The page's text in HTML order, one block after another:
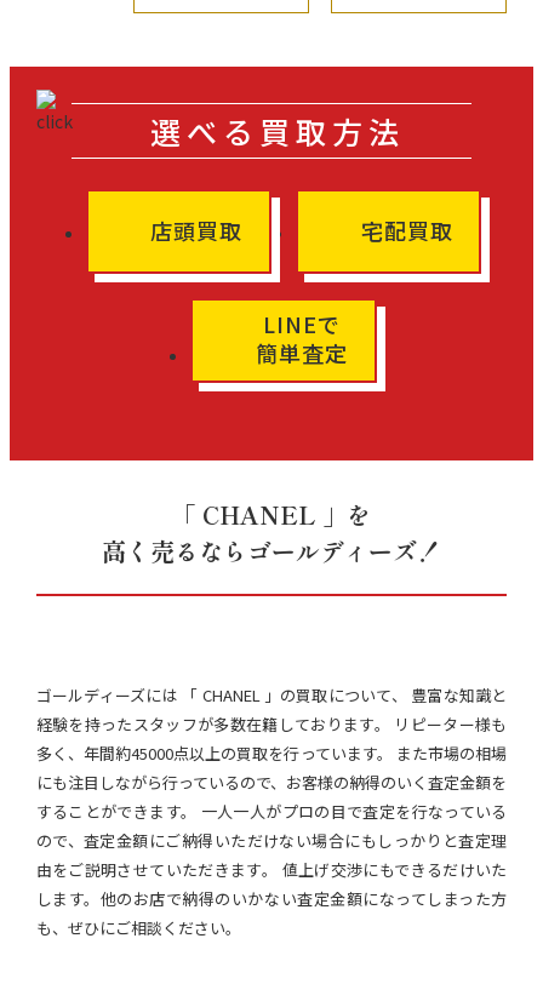
選べる買取方法
店頭買取 宅配買取
LINEで
簡単査定
「 CHANEL 」を
高く売るならゴールディーズ！
ゴールディーズには 「 CHANEL 」の買取について、 豊富な知識と
経験を持ったスタッフが多数在籍しております。 リピーター様も
多く、年間約45000点以上の買取を行っています。 また市場の相場
にも注目しながら行っているので、お客様の納得のいく査定金額を
することができます。 一人一人がプロの目で査定を行なっている
ので、査定金額にご納得いただけない場合にもしっかりと査定理
由をご説明させていただきます。 値上げ交渉にもできるだけいた
します。他のお店で納得のいかない査定金額になってしまった方
も、ぜひにご相談ください。